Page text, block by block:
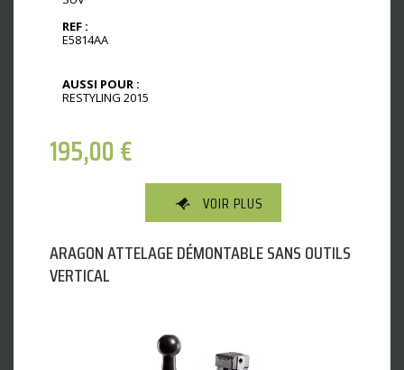
REF :
E5814AA
AUSSI POUR :
RESTYLING 2015
195,00€
VOIR PLUS
ARAGON ATTELAGE DÉMONTABLE SANS OUTILS
VERTICAL